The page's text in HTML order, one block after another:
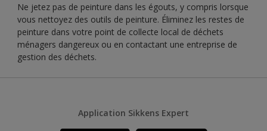
Ne jetez pas de peinture dans les égouts, y compris lorsque
vous nettoyez des outils de peinture. Éliminez les restes de
peinture dans votre point de collecte local de déchets
ménagers dangereux ou en contactant une entreprise de
gestion des déchets.
Application Sikkens Expert